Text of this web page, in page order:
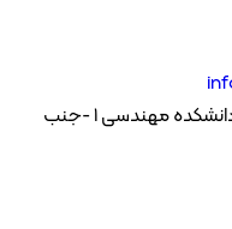
شیراز – خیابان زند – روبروی دانشکده مهندسی 1 -جنب